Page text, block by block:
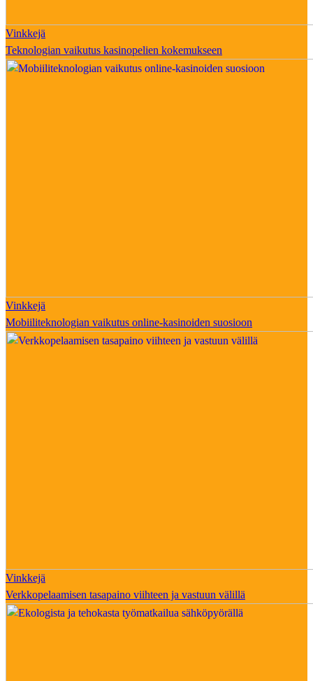
Vinkkejä
Teknologian vaikutus kasinopelien kokemukseen
Vinkkejä
Mobiiliteknologian vaikutus online-kasinoiden suosioon
Vinkkejä
Verkkopelaamisen tasapaino viihteen ja vastuun välillä